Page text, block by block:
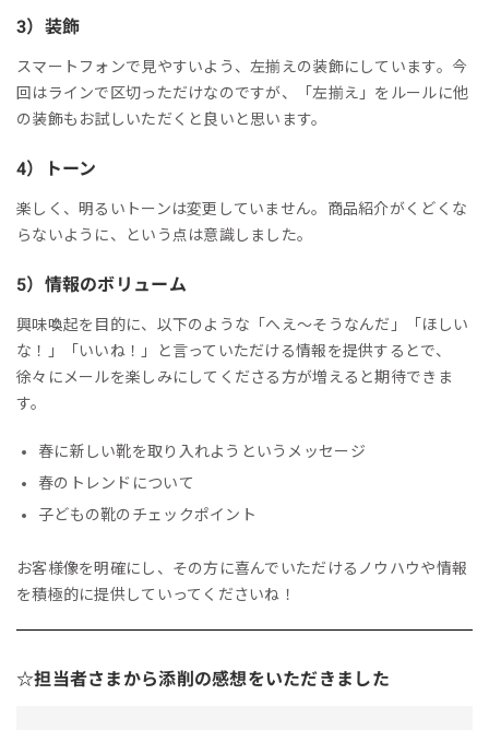
3）装飾
スマートフォンで見やすいよう、左揃えの装飾にしています。今
回はラインで区切っただけなのですが、「左揃え」をルールに他
の装飾もお試しいただくと良いと思います。
4）トーン
楽しく、明るいトーンは変更していません。商品紹介がくどくな
らないように、という点は意識しました。
5）情報のボリューム
興味喚起を目的に、以下のような「へえ～そうなんだ」「ほしい
な！」「いいね！」と言っていただける情報を提供するとで、
徐々にメールを楽しみにしてくださる方が増えると期待できま
す。
春に新しい靴を取り入れようというメッセージ
春のトレンドについて
子どもの靴のチェックポイント
お客様像を明確にし、その方に喜んでいただけるノウハウや情報
を積極的に提供していってくださいね！
☆担当者さまから添削の感想をいただきました